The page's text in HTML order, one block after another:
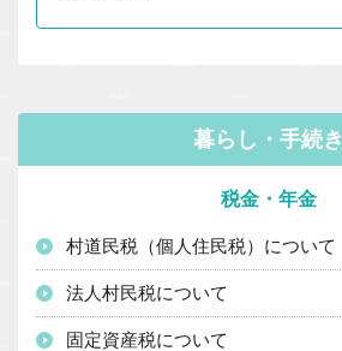
暮らし・手続き
税金・年金
村道民税（個人住民税）について
法人村民税について
固定資産税について